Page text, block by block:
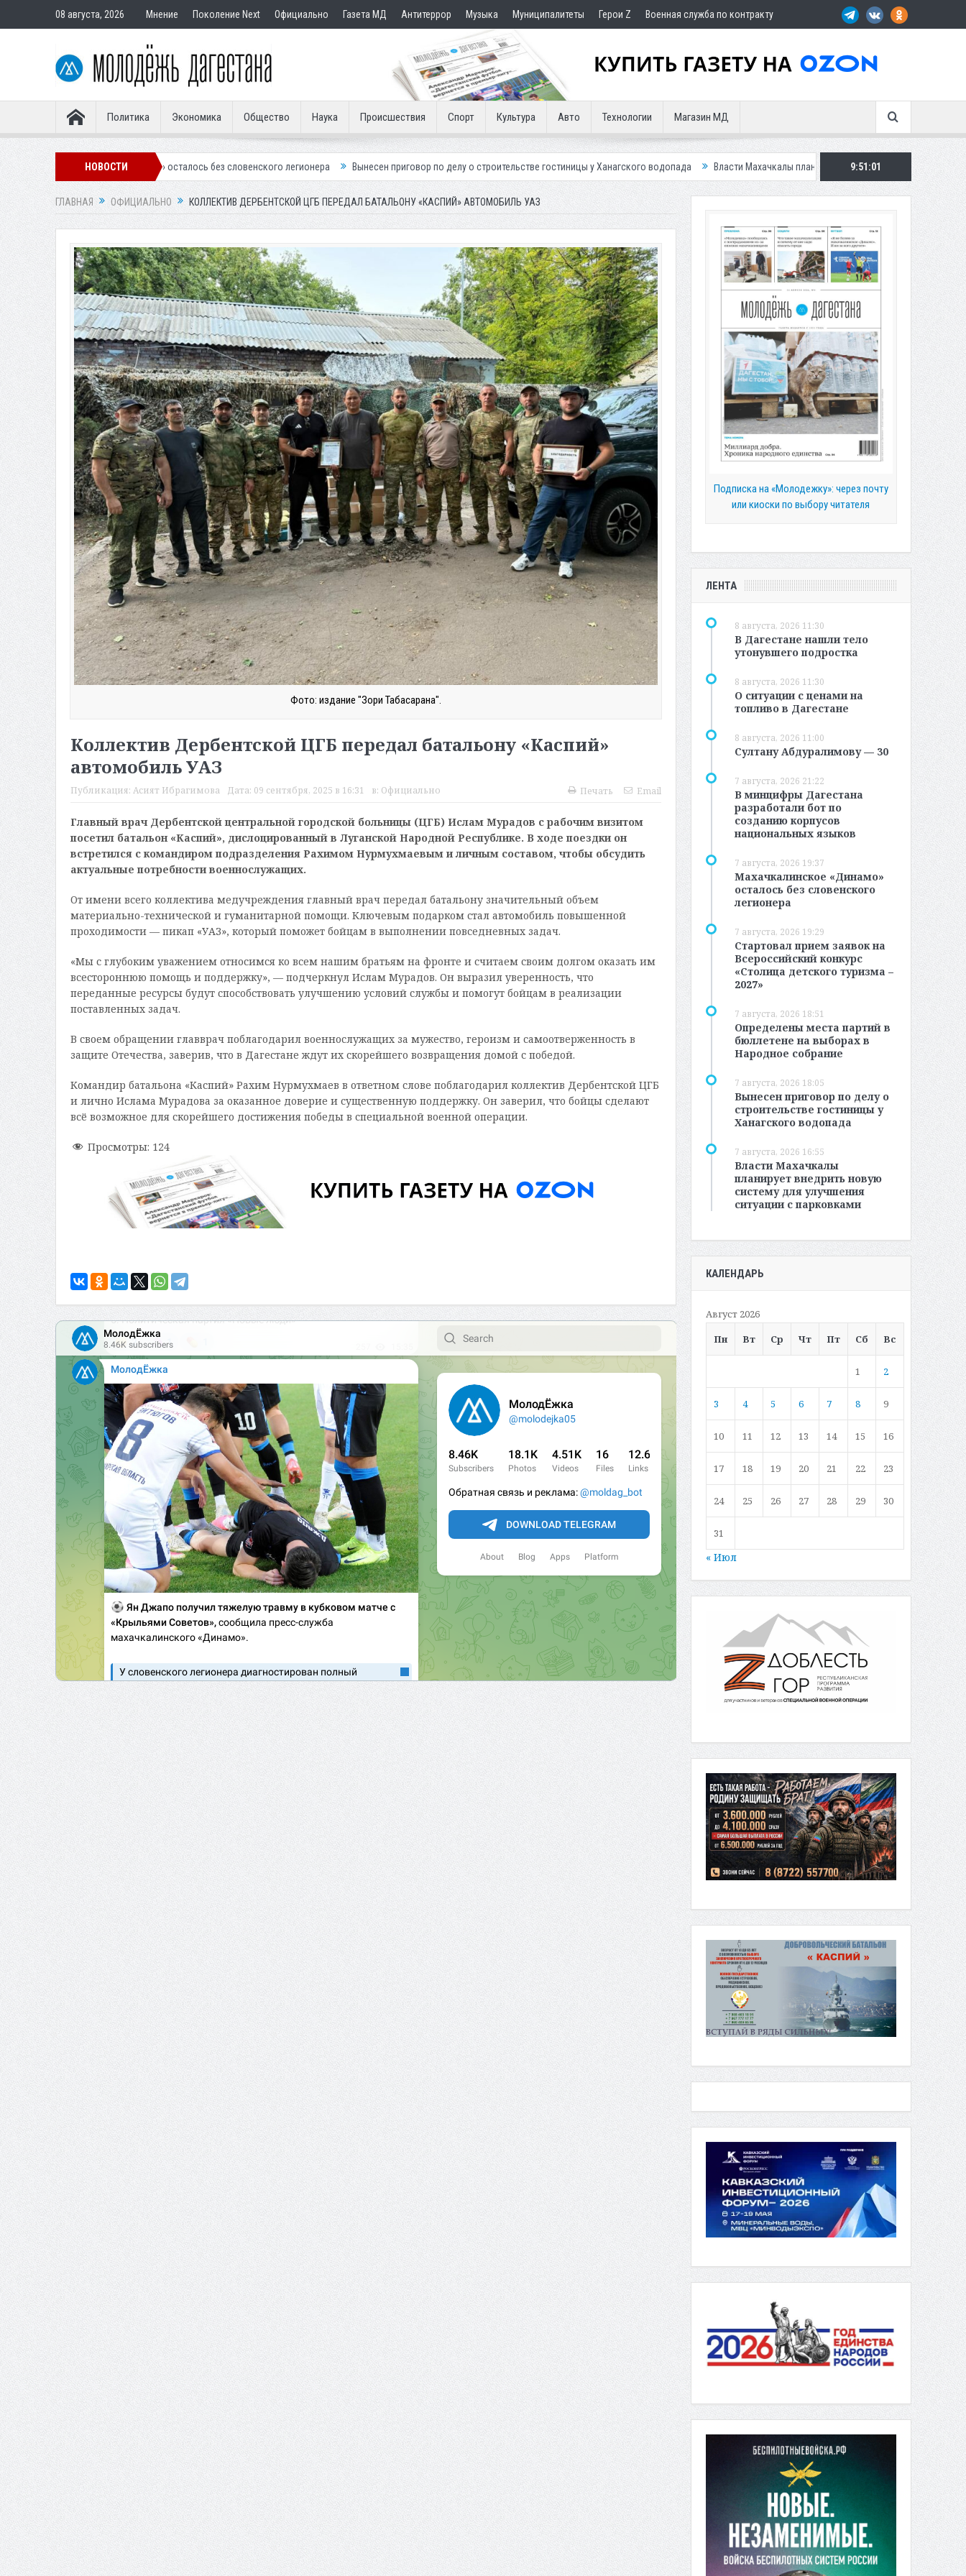
08 августа, 2026 Мнение Поколение Next Официально Газета МД Антитеррор Музыка Муниципалитеты Герои Z Военная служба по контракту
Политика Экономика Общество Наука Происшествия Спорт Культура Авто Технологии Магазин МД
НОВОСТИ
«Динамо» осталось без словенского легионера Вынесен приговор по делу о строительстве гостиницы у Ханагского водопада Власти Махачкалы планирует внедрить новую систему для улучшения
9:51:03
ГЛАВНАЯ ОФИЦИАЛЬНО КОЛЛЕКТИВ ДЕРБЕНТСКОЙ ЦГБ ПЕРЕДАЛ БАТАЛЬОНУ «КАСПИЙ» АВТОМОБИЛЬ УАЗ
Фото: издание "Зори Табасарана".
Коллектив Дербентской ЦГБ передал батальону «Каспий»
автомобиль УАЗ
Публикация: Асият Ибрагимова Дата: 09 сентября, 2025 в 16:31 в: Официально Печать Email
Главный врач Дербентской центральной городской больницы (ЦГБ) Ислам Мурадов с рабочим визитом
посетил батальон «Каспий», дислоцированный в Луганской Народной Республике. В ходе поездки он
встретился с командиром подразделения Рахимом Нурмухмаевым и личным составом, чтобы обсудить
актуальные потребности военнослужащих.
От имени всего коллектива медучреждения главный врач передал батальону значительный объем
материально-технической и гуманитарной помощи. Ключевым подарком стал автомобиль повышенной
проходимости — пикап «УАЗ», который поможет бойцам в выполнении повседневных задач.
«Мы с глубоким уважением относимся ко всем нашим братьям на фронте и считаем своим долгом оказать им
всестороннюю помощь и поддержку», — подчеркнул Ислам Мурадов. Он выразил уверенность, что
переданные ресурсы будут способствовать улучшению условий службы и помогут бойцам в реализации
поставленных задач.
В своем обращении главврач поблагодарил военнослужащих за мужество, героизм и самоотверженность в
защите Отечества, заверив, что в Дагестане ждут их скорейшего возвращения домой с победой.
Командир батальона «Каспий» Рахим Нурмухмаев в ответном слове поблагодарил коллектив Дербентской ЦГБ
и лично Ислама Мурадова за оказанное доверие и существенную поддержку. Он заверил, что бойцы сделают
всё возможное для скорейшего достижения победы в специальной военной операции.
Просмотры: 124
Подписка на «Молодежку»: через почту
или киоски по выбору читателя
ЛЕНТА
8 августа, 2026 11:30
В Дагестане нашли тело
утонувшего подростка
8 августа, 2026 11:30
О ситуации с ценами на
топливо в Дагестане
8 августа, 2026 11:00
Султану Абдуралимову — 30
7 августа, 2026 21:22
В минцифры Дагестана
разработали бот по
созданию корпусов
национальных языков
7 августа, 2026 19:37
Махачкалинское «Динамо»
осталось без словенского
легионера
7 августа, 2026 19:29
Стартовал прием заявок на
Всероссийский конкурс
«Столица детского туризма –
2027»
7 августа, 2026 18:51
Определены места партий в
бюллетене на выборах в
Народное собрание
7 августа, 2026 18:05
Вынесен приговор по делу о
строительстве гостиницы у
Ханагского водопада
7 августа, 2026 16:55
Власти Махачкалы
планирует внедрить новую
систему для улучшения
ситуации с парковками
КАЛЕНДАРЬ
Август 2026
Пн
Вт Ср Чт Пт Сб Вс
1 2
3 4 5 6 7 8 9
10 11 12 13 14 15 16
17 18 19 20 21 22 23
24 25 26 27 28 29 30
31
« Июл